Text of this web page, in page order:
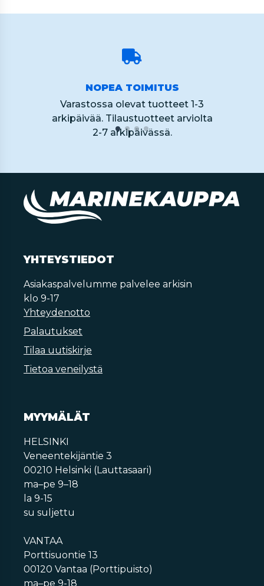
NOPEA TOIMITUS
Varastossa olevat tuotteet 1-3
arkipäivää. Tilaustuotteet arviolta
2-7 arkipäivässä.
YHTEYSTIEDOT
Asiakaspalvelumme palvelee arkisin
klo 9-17
Yhteydenotto
Palautukset
Tilaa uutiskirje
Tietoa veneilystä
MYYMÄLÄT
HELSINKI
Veneentekijäntie 3
00210 Helsinki (Lauttasaari)
ma–pe 9–18
la 9-15
su suljettu
VANTAA
Porttisuontie 13
00120 Vantaa (Porttipuisto)
ma–pe 9-18